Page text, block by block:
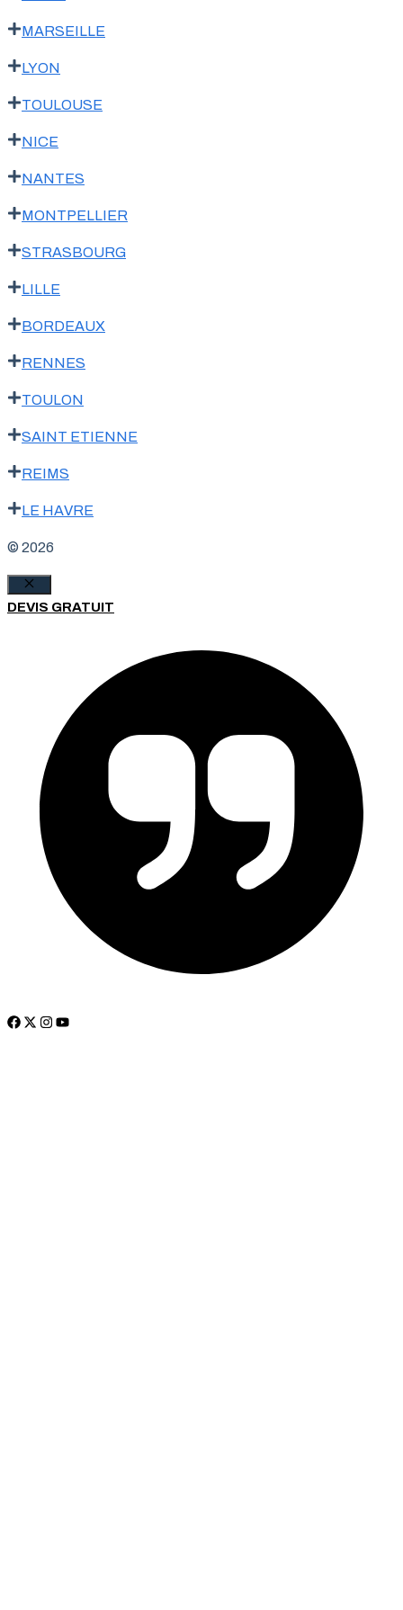
MARSEILLE
LYON
TOULOUSE
NICE
NANTES
MONTPELLIER
STRASBOURG
LILLE
BORDEAUX
RENNES
TOULON
SAINT ETIENNE
REIMS
LE HAVRE
© 2026
Fermer
DEVIS GRATUIT